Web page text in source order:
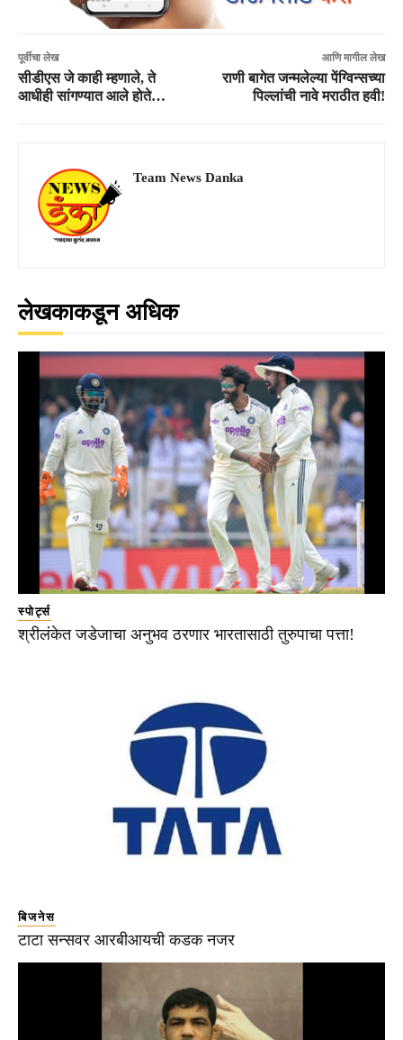
पूर्वीचा लेख
सीडीएस जे काही म्हणाले, ते
आधीही सांगण्यात आले होते…
आणि मागील लेख
राणी बागेत जन्मलेल्या पेंग्विन्सच्या
पिल्लांची नावे मराठीत हवी!
Team News Danka
लेखकाकडून अधिक
स्पोर्ट्स
श्रीलंकेत जडेजाचा अनुभव ठरणार भारतासाठी तुरुपाचा पत्ता!
बिजनेस
टाटा सन्सवर आरबीआयची कडक नजर